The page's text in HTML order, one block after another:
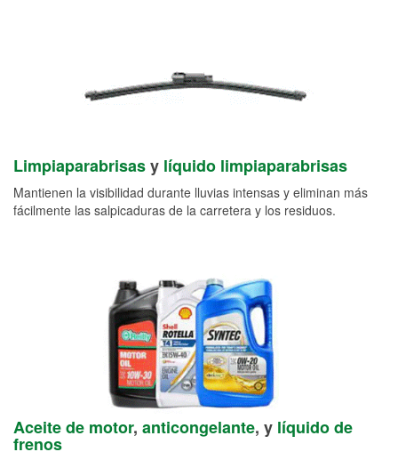
Limpiaparabrisasy líquido limpiaparabrisas
Mantienen la visibilidad durante lluvias intensas y eliminan más
fácilmente las salpicaduras de la carretera y los residuos.
Aceite de motor, anticongelante, y líquido de
frenos